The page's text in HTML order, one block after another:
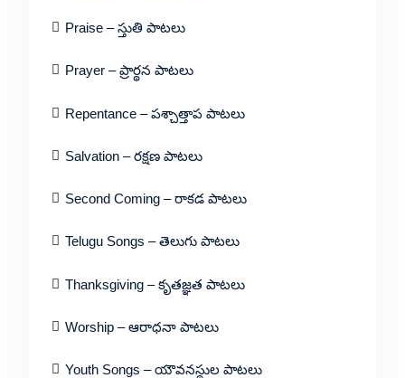
Praise – స్తుతి పాటలు
Prayer – ప్రార్థన పాటలు
Repentance – పశ్చాత్తాప పాటలు
Salvation – రక్షణ పాటలు
Second Coming – రాకడ పాటలు
Telugu Songs – తెలుగు పాటలు
Thanksgiving – కృతజ్ఞత పాటలు
Worship – ఆరాధనా పాటలు
Youth Songs – యౌవనస్థుల పాటలు